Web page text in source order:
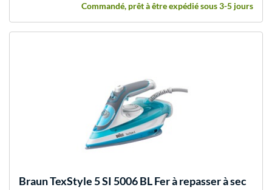
Commandé, prêt à être expédié sous 3-5 jours
BraunTexStyle 5 SI 5006 BL Fer à repasser à sec